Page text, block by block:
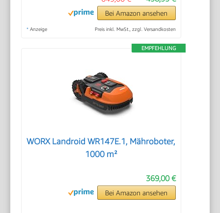
Bei Amazon ansehen
* Anzeige Preis inkl. MwSt., zzgl. Versandkosten
EMPFEHLUNG
WORX Landroid WR147E.1, Mähroboter,
1000 m²
369,00 €
Bei Amazon ansehen